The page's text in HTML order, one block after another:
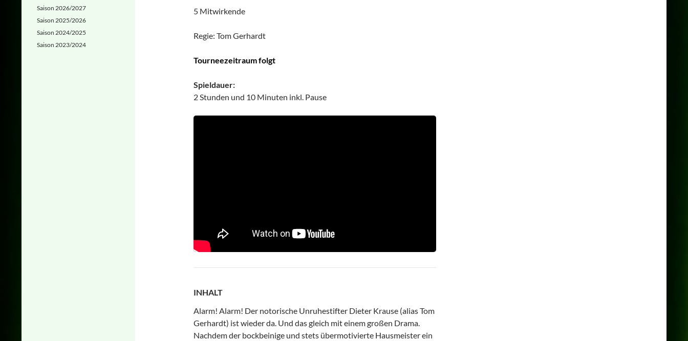
5 Mitwirkende
Regie: Tom Gerhardt
Tourneezeitraum folgt
Spieldauer:
2 Stunden und 10 Minuten inkl. Pause
INHALT
Alarm! Alarm! Der notorische Unruhestifter Dieter Krause (alias Tom
Gerhardt) ist wieder da. Und das gleich mit einem großen Drama.
Nachdem der bockbeinige und stets übermotivierte Hausmeister ein
Saison 2026/2027
Saison 2025/2026
Saison 2024/2025
Saison 2023/2024